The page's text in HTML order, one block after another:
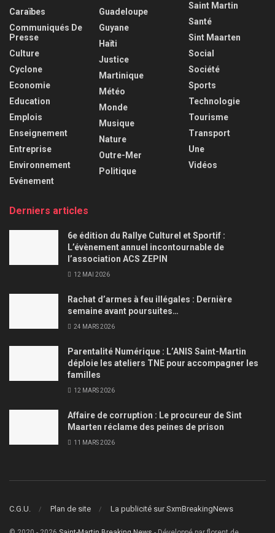
Caraïbes
Communiqués De
Presse
Culture
Cyclone
Economie
Education
Emplois
Enseignement
Entreprise
Environnement
Evénement
Guadeloupe
Guyane
Haïti
Justice
Martinique
Météo
Monde
Musique
Nature
Outre-Mer
Politique
Saint Martin
Santé
Sint Maarten
Social
Société
Sports
Technologie
Tourisme
Transport
Une
Vidéos
Derniers articles
6e édition du Rallye Culturel et Sportif :
L’évènement annuel incontournable de
l’association ACS ZEPIN
12 MAI 2026
Rachat d’armes à feu illégales : Dernière
semaine avant poursuites…
24 MARS 2026
Parentalité Numérique : L’ANIS Saint-Martin
déploie les ateliers TNE pour accompagner les
familles
12 MARS 2026
Affaire de corruption : Le procureur de Sint
Maarten réclame des peines de prison
11 MARS 2026
C.G.U. Plan de site La publicité sur SxmBreakingNews